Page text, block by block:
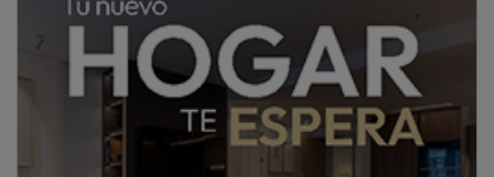
cúpula de piedra, diseñado para garantizar el
aislamiento térmico y la conservación del hielo
durante largos periodos.
La intervención arqueológica ha revelado cómo en un
momento del siglo XIX la cúpula colapsó, pero fue
nuevamente recuperada y el nevero siguió en uso